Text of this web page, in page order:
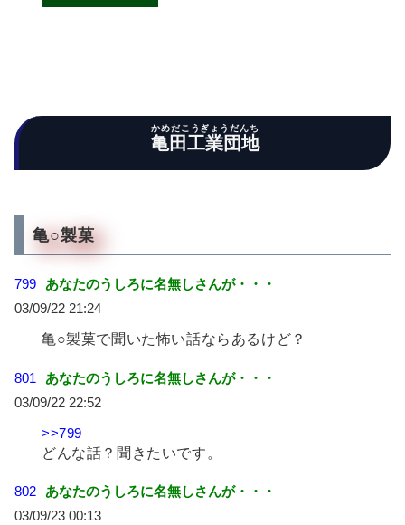
亀田工業団地
かめだこうぎょうだんち
亀○製菓
799
あなたのうしろに名無しさんが・・・
03/09/22 21:24
亀○製菓で聞いた怖い話ならあるけど？
801
あなたのうしろに名無しさんが・・・
03/09/22 22:52
>>799
どんな話？聞きたいです。
802 あなたのうしろに名無しさんが・・・
03/09/23 00:13